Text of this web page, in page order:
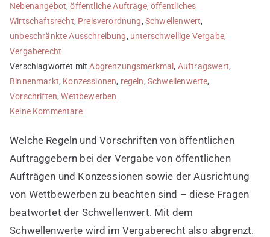
Nebenangebot,öffentliche Aufträge,öffentliches
Wirtschaftsrecht, Preisverordnung, Schwellenwert,
unbeschränkte Ausschreibung, unterschwellige Vergabe,
Vergaberecht
Verschlagwortet mitAbgrenzungsmerkmal, Auftragswert,
Binnenmarkt, Konzessionen, regeln, Schwellenwerte,
Vorschriften,Wettbewerben
Keine Kommentarezu
im
Vergaberecht
kennen
Welche Regeln und Vorschriften von öffentlichen
Auftraggebern bei der Vergabe von öffentlichen
Aufträgen und Konzessionen sowie der Ausrichtung
von Wettbewerben zu beachten sind – diese Fragen
beatwortet der Schwellenwert. Mit dem
Schwellenwerte wird im Vergaberecht also abgrenzt.